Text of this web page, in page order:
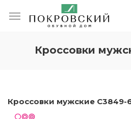
Кроссовки
Кроссовки мужские C3849-